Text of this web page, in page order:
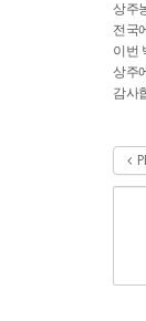
상주
전국
이번
상주
감사